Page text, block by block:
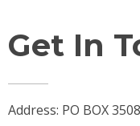
Get In
Address: PO BOX